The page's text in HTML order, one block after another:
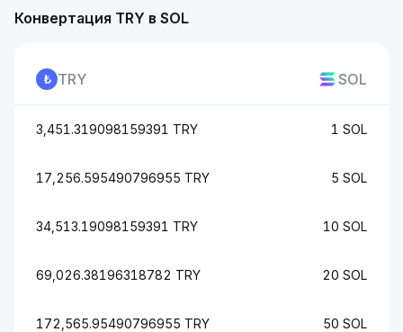
Конвертация TRY в SOL
TRY SOL
3,451.319098159391 TRY 1 SOL
17,256.595490796955 TRY 5 SOL
34,513.19098159391 TRY 10 SOL
69,026.38196318782 TRY 20 SOL
172,565.95490796955 TRY 50 SOL